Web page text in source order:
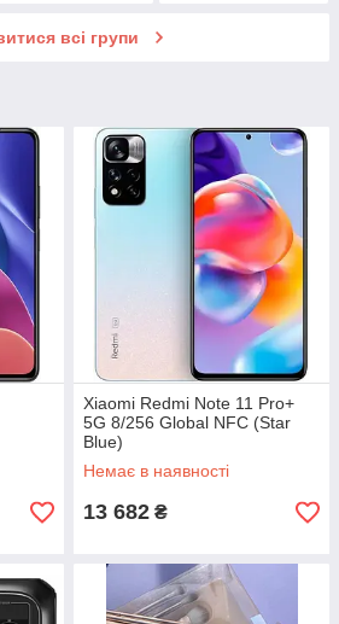
всі групи
Xiaomi Redmi Note 11 Pro+
5G 8/256 Global NFC (Star
Blue)
Немає в наявності
13 682 ₴